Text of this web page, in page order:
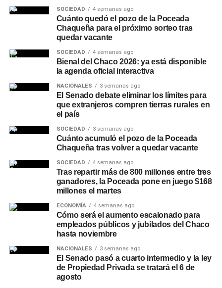
Mapeo de maridajes: La cerveza amplió su
presencia en la gastronomía formal, combinándose
con carnes a las brasas, pastas e incluso postres.
envío a domicilio registraron subas constantes en
la demanda, especialmente durante eventos
deportivos de gran escala.
Secretos para servirla y
conservar la calidad
Especialistas del sector señalan que la forma de servido
molestias digestivas. La presencia de dos dedos de
espuma es obligatoria para proteger la bebida del
contacto con el oxígeno y retener la gasificación.
A su vez, recomiendan volcar siempre el contenido dentro
de un vaso o copa. Esta práctica permite la liberación del
exceso de gas carbónico, reduciendo la sensación de
pesadez e hinchazón y resaltando las notas del lúpulo y
Podés consultar más informes de consumo, tendencias
SOCIEDAD 4 semanas ago
Cuánto quedó el pozo de la Poceada
Chaqueña para el próximo sorteo tras
quedar vacante
SOCIEDAD 4 semanas ago
Bienal del Chaco 2026: ya está disponible
la agenda oficial interactiva
NACIONALES 3 semanas ago
El Senado debate eliminar los límites para
que extranjeros compren tierras rurales en
el país
SOCIEDAD 3 semanas ago
Cuánto acumuló el pozo de la Poceada
Chaqueña tras volver a quedar vacante
SOCIEDAD 4 semanas ago
Tras repartir más de 800 millones entre tres
ganadores, la Poceada pone en juego $168
millones el martes
ECONOMÍA 4 semanas ago
Cómo será el aumento escalonado para
empleados públicos y jubilados del Chaco
hasta noviembre
NACIONALES 3 semanas ago
El Senado pasó a cuarto intermedio y la ley
de Propiedad Privada se tratará el 6 de
agosto